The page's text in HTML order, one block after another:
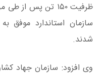
ظرفیت ۱۵۰ تن پس
سازمان استاندارد موفق
شدند.
وی افزود: سازمان جهاد